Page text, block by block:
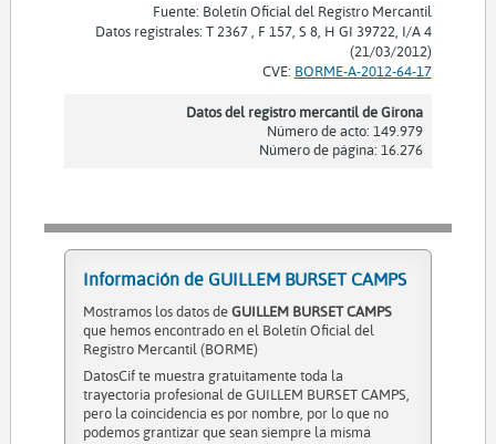
Fuente: Boletín Oficial del Registro Mercantil
Datos registrales: T 2367 , F 157, S 8, H GI 39722, I/A 4
(21/03/2012)
CVE: BORME-A-2012-64-17
Datos del registro mercantil de Girona
Número de acto: 149.979
Número de página: 16.276
Información de GUILLEM BURSET CAMPS
Mostramos los datos deGUILLEM BURSET CAMPS
que hemos encontrado en el Boletín Oficial del
Registro Mercantil (BORME)
DatosCif te muestra gratuitamente toda la
trayectoria profesional de GUILLEM BURSET CAMPS,
pero la coincidencia es por nombre, por lo que no
podemos grantizar que sean siempre la misma